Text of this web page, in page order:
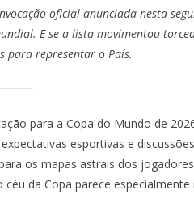
oficial anunciada nesta
E se a lista movimentou
para representar o País.
para a Copa do Mundo de
esportivas e
os mapas astrais dos
céu da Copa parece